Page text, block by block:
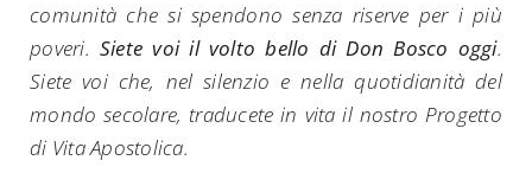
comunità che si spendono senza riserve per i più
poveri. Siete voi il volto bello di Don Bosco oggi.
Siete voi che, nel silenzio e nella quotidianità del
mondo secolare, traducete in vita il nostro Progetto
di Vita Apostolica.